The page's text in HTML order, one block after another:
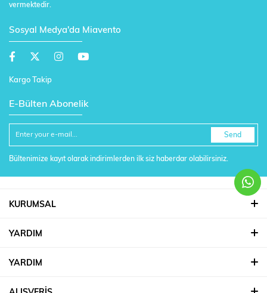
vermektedir.
Sosyal Medya'da Miavento
Kargo Takip
E-Bülten Abonelik
Send
Bültenimize kayıt olarak indirimlerden ilk siz haberdar olabilirsiniz.
KURUMSAL
YARDIM
YARDIM